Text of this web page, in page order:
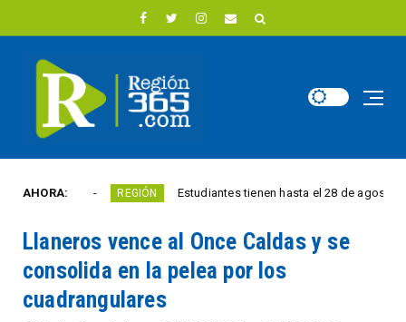
AHORA:
Estudiantes tienen hasta el 28 de agosto para competir por 10.000
Llaneros vence al Once Caldas y se
consolida en la pelea por los
cuadrangulares